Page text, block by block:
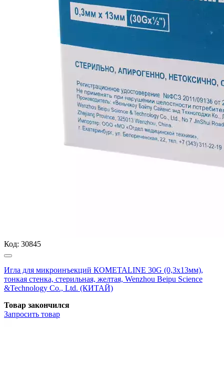
Код: 30845
Игла для микроинъекций КОМЕТАLINE 30G (0,3х13мм),
тонкая стенка, стерильная, желтая, Wenzhou Beipu Science
&Technology Co., Ltd. (КИТАЙ)
Товар закончился
Запросить товар